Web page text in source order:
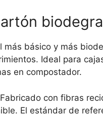
más básico y más
Ideal para
en compostador.
Fabricado con fibras
El estándar de